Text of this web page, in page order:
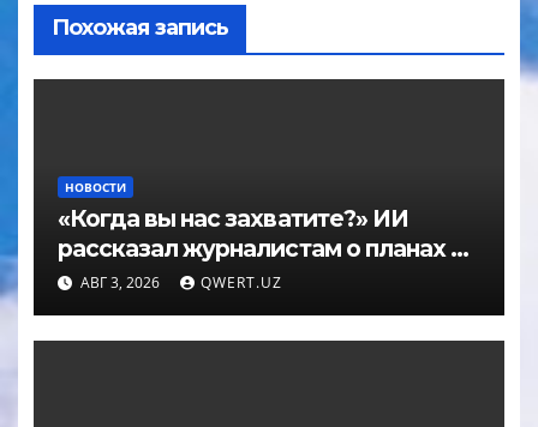
Похожая запись
НОВОСТИ
«Когда вы нас захватите?» ИИ
рассказал журналистам о планах по
покорению мира в большом
АВГ 3, 2026 QWERT.UZ